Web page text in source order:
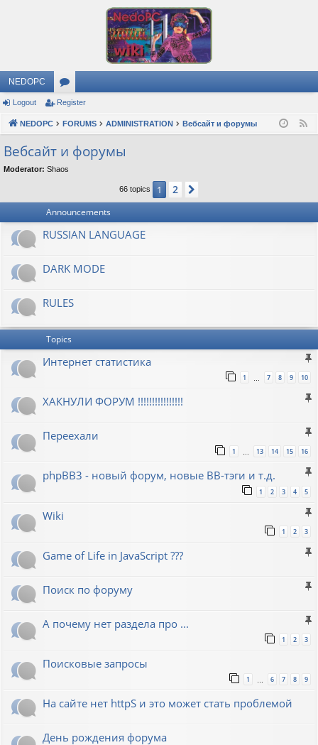
NEDOPC
or
u
s
Logout Register
NEDOPC FORUMS ADMINISTRATION Вебсайт и форумы
Вебсайт и форумы
Moderator: Shaos
66 topics 1 2
Announcements
RUSSIAN LANGUAGE
DARK MODE
RULES
Topics
Интернет статистика
1 … 7 8 9 10
ХАКНУЛИ ФОРУМ !!!!!!!!!!!!!!!!
Переехали
1 … 13 14 15 16
phpBB3 - новый форум, новые BB-тэги и т.д.
1 2 3 4 5
Wiki
1 2 3
Game of Life in JavaScript ???
Поиск по форуму
А почему нет раздела про ...
1 2 3
Поисковые запросы
1 6 7 8 9
На сайте нет httpS и это может стать проблемой
День рождения форума